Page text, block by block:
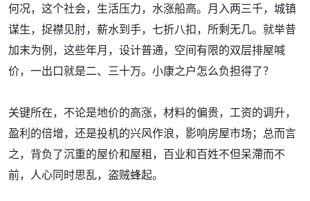
何况，这个社会，生活压力，水涨船高。月入两三千，城镇
谋生，捉襟见肘，薪水到手，七折八扣，所剩无几。就举昔
加末为例，这些年月，设计普通，空间有限的双层排屋喊
价，一出口就是二、三十万。小康之户怎么负担得了？
关键所在，不论是地价的高涨，材料的偏贵，工资的调升，
盈利的倍增，还是投机的兴风作浪，影响房屋市场；总而言
之，背负了沉重的屋价和屋租，百业和百姓不但呆滯而不
前，人心同时思乱，盗贼蜂起。